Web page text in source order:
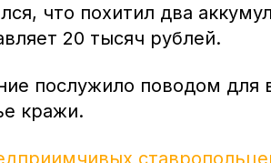
что похитил два
20 тысяч рублей.
послужило поводом для
кражи.